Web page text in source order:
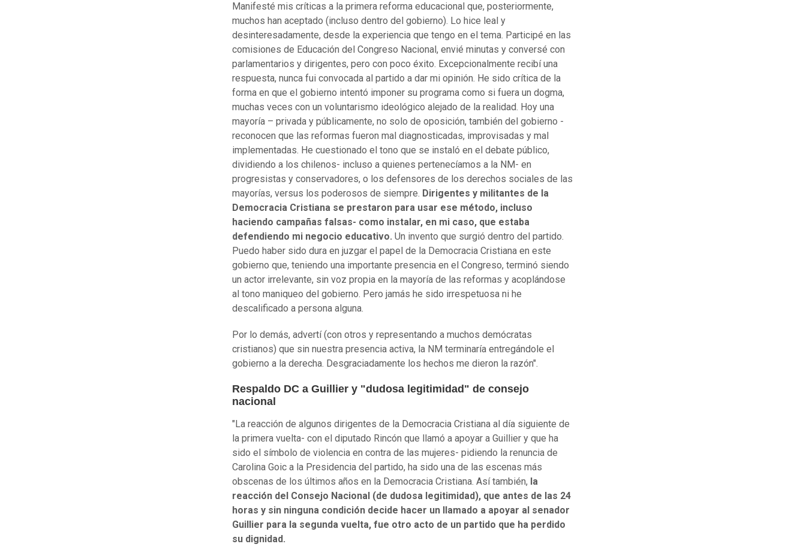
Manifesté mis críticas a la primera reforma educacional que, posteriormente,
muchos han aceptado (incluso dentro del gobierno). Lo hice leal y
desinteresadamente, desde la experiencia que tengo en el tema. Participé en las
comisiones de Educación del Congreso Nacional, envié minutas y conversé con
parlamentarios y dirigentes, pero con poco éxito. Excepcionalmente recibí una
respuesta, nunca fui convocada al partido a dar mi opinión. He sido crítica de la
forma en que el gobierno intentó imponer su programa como si fuera un dogma,
muchas veces con un voluntarismo ideológico alejado de la realidad. Hoy una
mayoría – privada y públicamente, no solo de oposición, también del gobierno -
reconocen que las reformas fueron mal diagnosticadas, improvisadas y mal
implementadas. He cuestionado el tono que se instaló en el debate público,
dividiendo a los chilenos- incluso a quienes pertenecíamos a la NM- en
progresistas y conservadores, o los defensores de los derechos sociales de las
mayorías, versus los poderosos de siempre. Dirigentes y militantes de la
Democracia Cristiana se prestaron para usar ese método, incluso
haciendo campañas falsas- como instalar, en mi caso, que estaba
defendiendo mi negocio educativo. Un invento que surgió dentro del partido.
Puedo haber sido dura en juzgar el papel de la Democracia Cristiana en este
gobierno que, teniendo una importante presencia en el Congreso, terminó siendo
un actor irrelevante, sin voz propia en la mayoría de las reformas y acoplándose
al tono maniqueo del gobierno. Pero jamás he sido irrespetuosa ni he
descalificado a persona alguna.
Por lo demás, advertí (con otros y representando a muchos demócratas
cristianos) que sin nuestra presencia activa, la NM terminaría entregándole el
gobierno a la derecha. Desgraciadamente los hechos me dieron la razón".
Respaldo DC a Guillier y "dudosa legitimidad" de consejo
nacional
"La reacción de algunos dirigentes de la Democracia Cristiana al día siguiente de
la primera vuelta- con el diputado Rincón que llamó a apoyar a Guillier y que ha
sido el símbolo de violencia en contra de las mujeres- pidiendo la renuncia de
Carolina Goic a la Presidencia del partido, ha sido una de las escenas más
obscenas de los últimos años en la Democracia Cristiana. Así también, la
reacción del Consejo Nacional (de dudosa legitimidad), que antes de las 24
horas y sin ninguna condición decide hacer un llamado a apoyar al senador
Guillier para la segunda vuelta, fue otro acto de un partido que ha perdido
su dignidad.